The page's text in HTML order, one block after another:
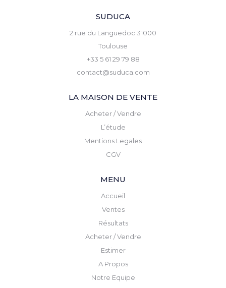
SUDUCA
2 rue du Languedoc 31000
Toulouse
+33 5 61 29 79 88
contact@suduca.com
LA MAISON DE VENTE
Acheter / Vendre
L’étude
Mentions Legales
CGV
MENU
Accueil
Ventes
Résultats
Acheter / Vendre
Estimer
A Propos
Notre Equipe